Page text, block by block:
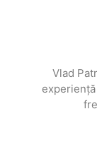
Vlad